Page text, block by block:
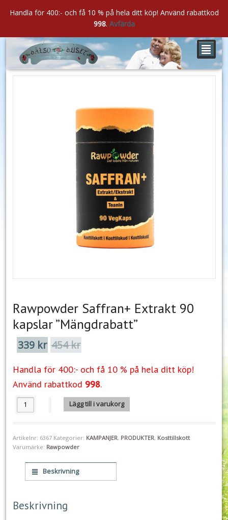
²
Rawpowder Saffran+ Extrakt 90
kapslar ”Mängdrabatt”
454krDet
ursprungliga
var:
454 kr.
339 kr
Det
nuvarande
är:
339 kr.
Handla för 400:- och få 10 % på hela ditt köp!
Använd rabattkod 998.
Rawpowder Saffran+ Extrakt 90 kapslar "Mängdrabatt" mängd
Lägg till i varukorg
Artikelnr: 6367 Kategorier: KAMPANJER, PRODUKTER, Kosttillskott
Varumärke: Rawpowder
Beskrivning
Beskrivning
Handla för 400:- och få 10 % på hela ditt köp! Använd rabattkod
998. Avfärda